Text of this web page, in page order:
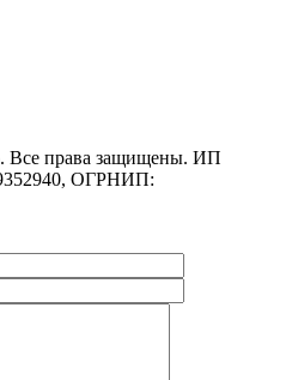
права защищены. ИП
ОГРНИП: